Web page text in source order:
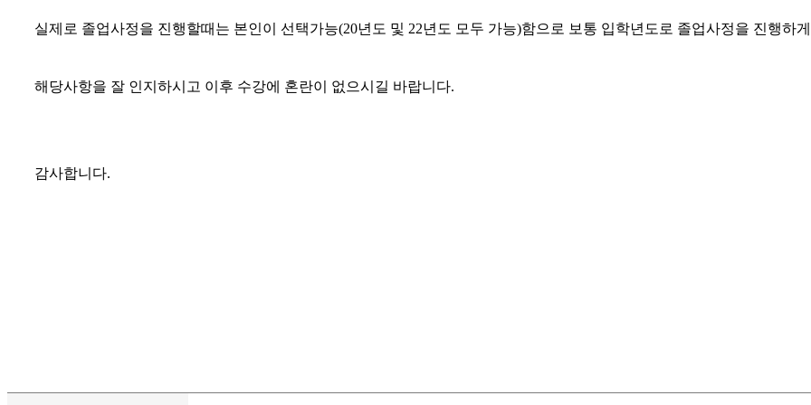
실제로 졸업사정을 진행할때는 본인이 선택가능(20년도 및 22년도 모두 가능)함으로 보통 입학년도로 졸업사정을 진행하
해당사항을 잘 인지하시고 이후 수강에 혼란이 없으시길 바랍니다.
감사합니다.